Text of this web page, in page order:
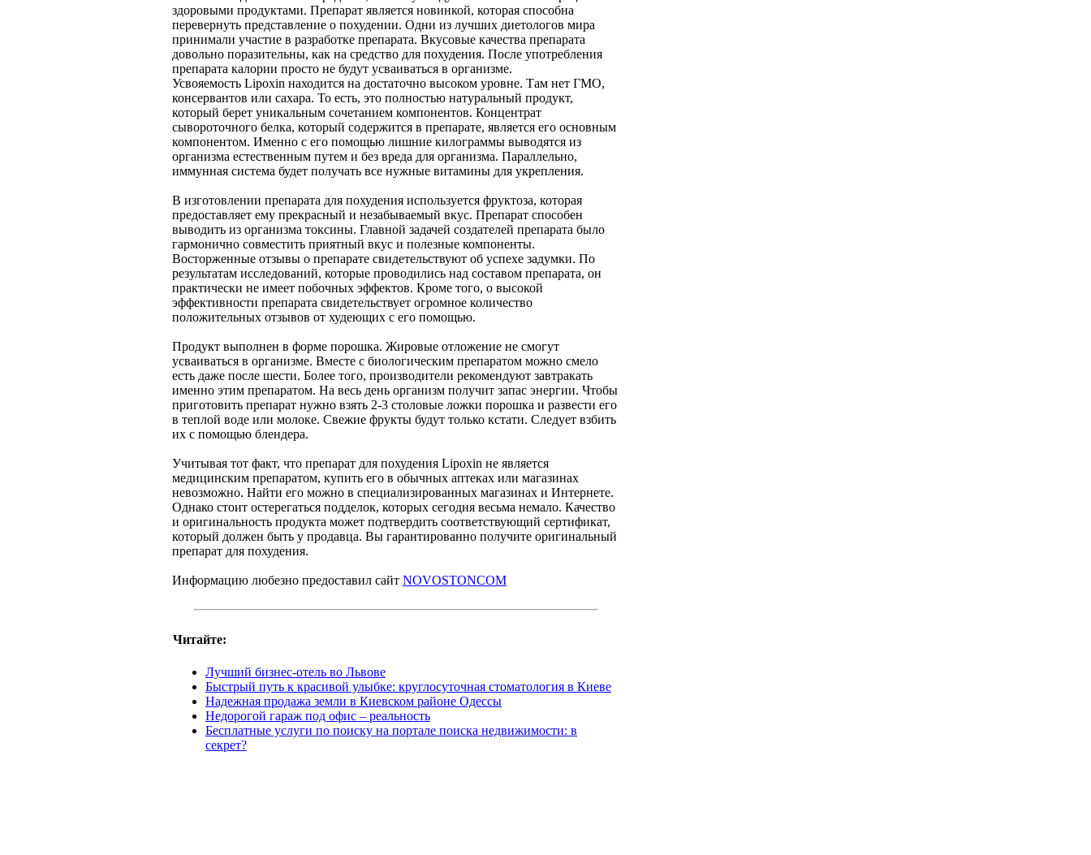
здоровыми продуктами. Препарат является новинкой, которая способна
перевернуть представление о похудении. Одни из лучших диетологов мира
принимали участие в разработке препарата. Вкусовые качества препарата
довольно поразительны, как на средство для похудения. После употребления
препарата калории просто не будут усваиваться в организме.
Усвояемость Lipoxin находится на достаточно высоком уровне. Там нет ГМО,
консервантов или сахара. То есть, это полностью натуральный продукт,
который берет уникальным сочетанием компонентов. Концентрат
сывороточного белка, который содержится в препарате, является его основным
компонентом. Именно с его помощью лишние килограммы выводятся из
организма естественным путем и без вреда для организма. Параллельно,
иммунная система будет получать все нужные витамины для укрепления.
В изготовлении препарата для похудения используется фруктоза, которая
предоставляет ему прекрасный и незабываемый вкус. Препарат способен
выводить из организма токсины. Главной задачей создателей препарата было
гармонично совместить приятный вкус и полезные компоненты.
Восторженные отзывы о препарате свидетельствуют об успехе задумки. По
результатам исследований, которые проводились над составом препарата, он
практически не имеет побочных эффектов. Кроме того, о высокой
эффективности препарата свидетельствует огромное количество
положительных отзывов от худеющих с его помощью.
Продукт выполнен в форме порошка. Жировые отложение не смогут
усваиваться в организме. Вместе с биологическим препаратом можно смело
есть даже после шести. Более того, производители рекомендуют завтракать
именно этим препаратом. На весь день организм получит запас энергии. Чтобы
приготовить препарат нужно взять 2-3 столовые ложки порошка и развести его
в теплой воде или молоке. Свежие фрукты будут только кстати. Следует взбить
их с помощью блендера.
Учитывая тот факт, что препарат для похудения Lipoxin не является
медицинским препаратом, купить его в обычных аптеках или магазинах
невозможно. Найти его можно в специализированных магазинах и Интернете.
Однако стоит остерегаться подделок, которых сегодня весьма немало. Качество
и оригинальность продукта может подтвердить соответствующий сертификат,
который должен быть у продавца. Вы гарантированно получите оригинальный
препарат для похудения.
Информацию любезно предоставил сайт NOVOSTONCOM
Читайте:
Лучший бизнес-отель во Львове
Быстрый путь к красивой улыбке: круглосуточная стоматология в Киеве
Надежная продажа земли в Киевском районе Одессы
Недорогой гараж под офис – реальность
Бесплатные услуги по поиску на портале поиска недвижимости: в
секрет?